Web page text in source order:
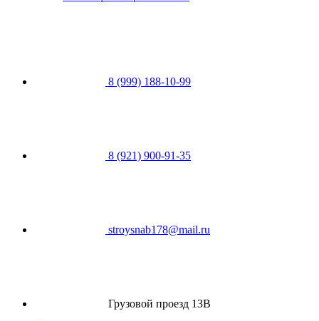
8 (999) 188-10-99
8 (921) 900-91-35
stroysnab178@mail.ru
Грузовой проезд 13В